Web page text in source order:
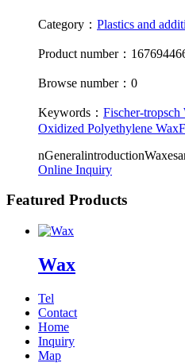
Category： Plastics and
Product number：
Browse number：0
Keywords： Fischer-tropsch
Oxidized Polyethylene Wax
Online Inquiry
Featured Products
Wax
Tel
Contact
Home
Inquiry
Map